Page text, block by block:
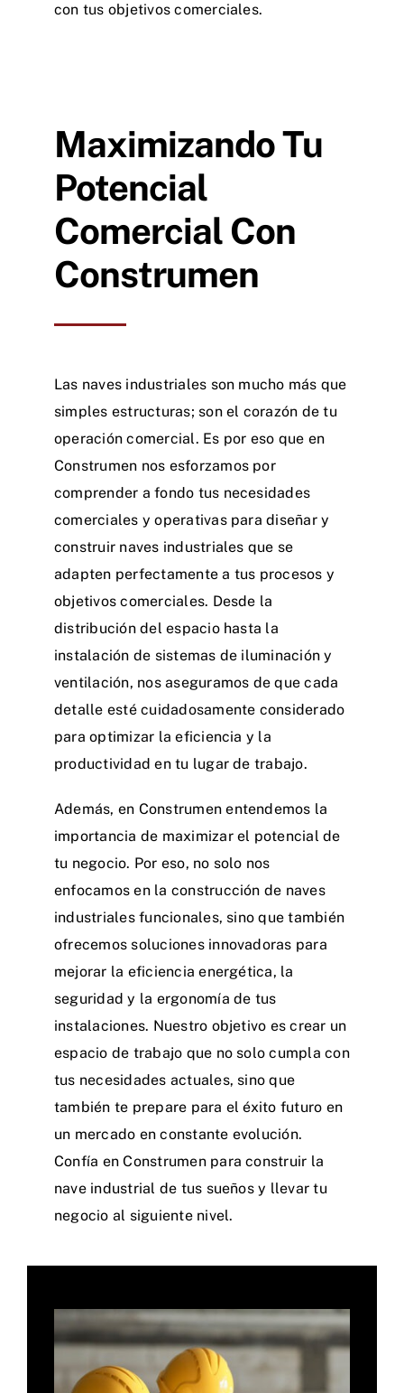
con tus objetivos comerciales.
Maximizando Tu
Potencial
Comercial Con
Construmen
Las naves industriales son mucho más que
simples estructuras; son el corazón de tu
operación comercial. Es por eso que en
Construmen nos esforzamos por
comprender a fondo tus necesidades
comerciales y operativas para diseñar y
construir naves industriales que se
adapten perfectamente a tus procesos y
objetivos comerciales. Desde la
distribución del espacio hasta la
instalación de sistemas de iluminación y
ventilación, nos aseguramos de que cada
detalle esté cuidadosamente considerado
para optimizar la eficiencia y la
productividad en tu lugar de trabajo.
Además, en Construmen entendemos la
importancia de maximizar el potencial de
tu negocio. Por eso, no solo nos
enfocamos en la construcción de naves
industriales funcionales, sino que también
ofrecemos soluciones innovadoras para
mejorar la eficiencia energética, la
seguridad y la ergonomía de tus
instalaciones. Nuestro objetivo es crear un
espacio de trabajo que no solo cumpla con
tus necesidades actuales, sino que
también te prepare para el éxito futuro en
un mercado en constante evolución.
Confía en Construmen para construir la
nave industrial de tus sueños y llevar tu
negocio al siguiente nivel.